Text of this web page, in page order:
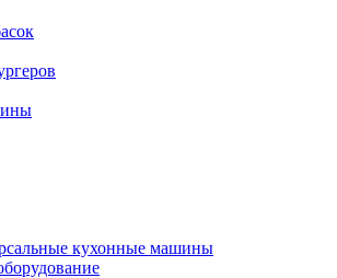
кухонные машины